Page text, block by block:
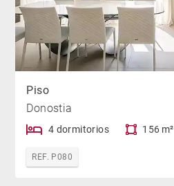
Piso
Donostia
4 dormitorios 156 m²
REF. P080